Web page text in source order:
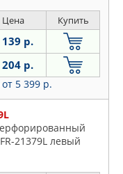
Цена Купить
р.
р.
от 5 399 р.
21379L левый